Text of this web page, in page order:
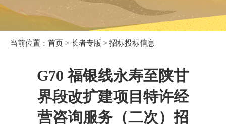
当前位置： 首页 > 长者专版 > 招标投标信息
G70 福银线永寿至陕甘
界段改扩建项目特许经
营咨询服务（二次）招